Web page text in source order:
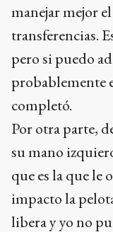
manejar mejor
transferencias.
pero si puedo
probablemente
completó.
Por otra parte,
su mano
que es la que le
impacto la
libera y yo no